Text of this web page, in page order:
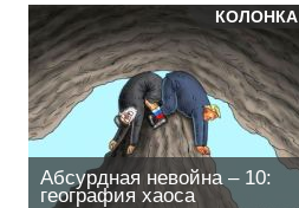
КОЛОНКА
Абсурдная невойна – 10:
география хаоса